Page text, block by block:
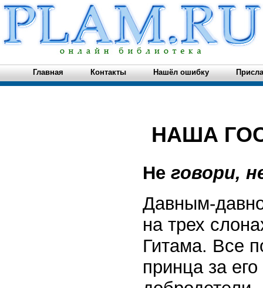
Главная Контакты Нашёл ошибку
НАША
Не говори,
Давным-
на трех
Гитама. Все
принца за